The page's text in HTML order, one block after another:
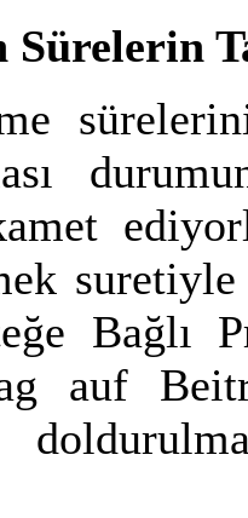
Bağlı
auf